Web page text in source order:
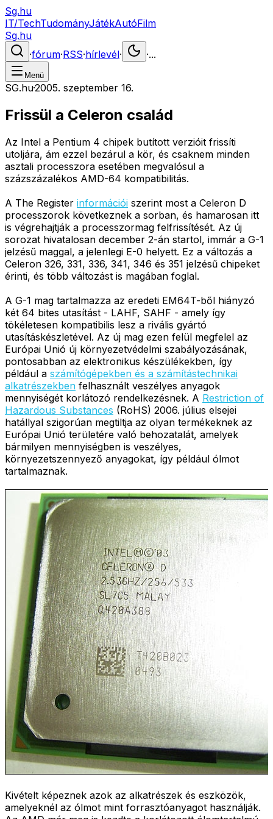
Sg.hu
IT/TechTudományJátékAutóFilm
Sg.hu
·fórum·RSS·hírlevél· ·...
Menü
SG.hu·2005. szeptember 16.
Frissül a Celeron család
Az Intel a Pentium 4 chipek butított verzióit frissíti
utoljára, ám ezzel bezárul a kör, és csaknem minden
asztali processzora esetében megvalósul a
százszázalékos AMD-64 kompatibilitás.
A The Register információi szerint most a Celeron D
processzorok következnek a sorban, és hamarosan itt
is végrehajtják a processzormag felfrissítését. Az új
sorozat hivatalosan december 2-án startol, immár a G-1
jelzésű maggal, a jelenlegi E-0 helyett. Ez a változás a
Celeron 326, 331, 336, 341, 346 és 351 jelzésű chipeket
érinti, és több változást is magában foglal.
A G-1 mag tartalmazza az eredeti EM64T-ből hiányzó
két 64 bites utasítást - LAHF, SAHF - amely így
tökéletesen kompatibilis lesz a rivális gyártó
utasításkészletével. Az új mag ezen felül megfelel az
Európai Unió új környezetvédelmi szabályozásának,
pontosabban az elektronikus készülékekben, így
például a számítógépekben és a számítástechnikai
alkatrészekben felhasznált veszélyes anyagok
mennyiségét korlátozó rendelkezésnek. A Restriction of
Hazardous Substances (RoHS) 2006. július elsejei
hatállyal szigorúan megtiltja az olyan termékeknek az
Európai Unió területére való behozatalát, amelyek
bármilyen mennyiségben is veszélyes,
környezetszennyező anyagokat, így például ólmot
tartalmaznak.
Kivételt képeznek azok az alkatrészek és eszközök,
amelyeknél az ólmot mint forrasztóanyagot használják.